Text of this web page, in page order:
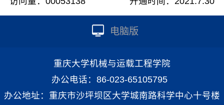
电脑版
重庆大学机械与运载工程学院
办公电话：86-023-65105795
办公地址：重庆市沙坪坝区大学城南路科学中心十号楼